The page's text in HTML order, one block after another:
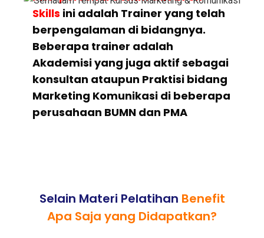
Skills ini adalah Trainer yang telah
berpengalaman di bidangnya.
Beberapa trainer adalah
Akademisi yang juga aktif sebagai
konsultan ataupun Praktisi bidang
Marketing Komunikasi di beberapa
perusahaan BUMN dan PMA
Selain Materi Pelatihan Benefit
Apa Saja yang Didapatkan?